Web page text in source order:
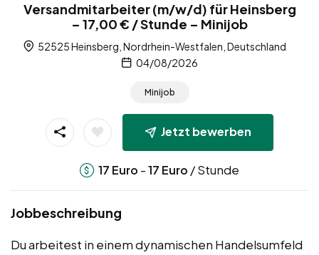
Versandmitarbeiter (m/w/d) für Heinsberg
– 17,00 € / Stunde – Minijob
52525 Heinsberg, Nordrhein-Westfalen, Deutschland
04/08/2026
Minijob
Jetzt bewerben
17 Euro -17 Euro / Stunde
Jobbeschreibung
Du arbeitest in einem dynamischen Handelsumfeld